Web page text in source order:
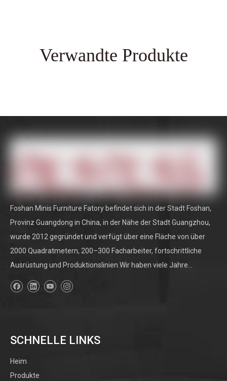
Verwandte Produkte
Foshan Minis Furniture Fatory befindet sich in der Stadt Foshan,
Provinz Guangdong in China, in der Nähe der Stadt Guangzhou,
wurde 2012 gegründet und verfügt über eine Fläche von über
2000 Quadratmetern, 200–300 Facharbeiter, fortschrittliche
Ausrüstung und Produktionslinien.Wir haben viele Jahre...
SCHNELLE LINKS
Heim
Produkte